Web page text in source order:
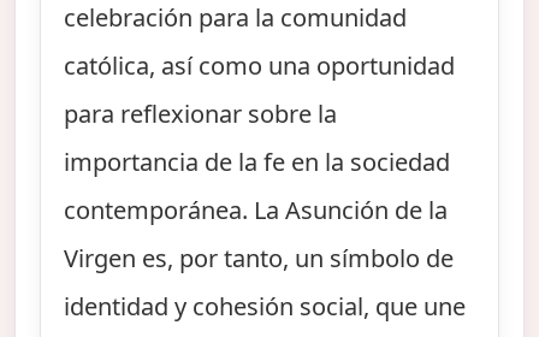
celebración para la comunidad
católica, así como una oportunidad
para reflexionar sobre la
importancia de la fe en la sociedad
contemporánea. La Asunción de la
Virgen es, por tanto, un símbolo de
identidad y cohesión social, que une